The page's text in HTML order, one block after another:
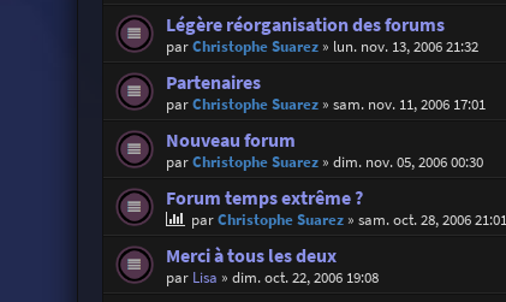
Légère réorganisation des forums
parChristophe Suarez» lun. nov. 13, 2006 21:32
Partenaires
parChristophe Suarez» sam. nov. 11, 2006 17:01
Nouveau forum
parChristophe Suarez» dim. nov. 05, 2006 00:30
Forum temps extrême ?
parChristophe Suarez» sam. oct. 28, 2006 21:01
Merci à tous les deux
par Lisa » dim. oct. 22, 2006 19:08